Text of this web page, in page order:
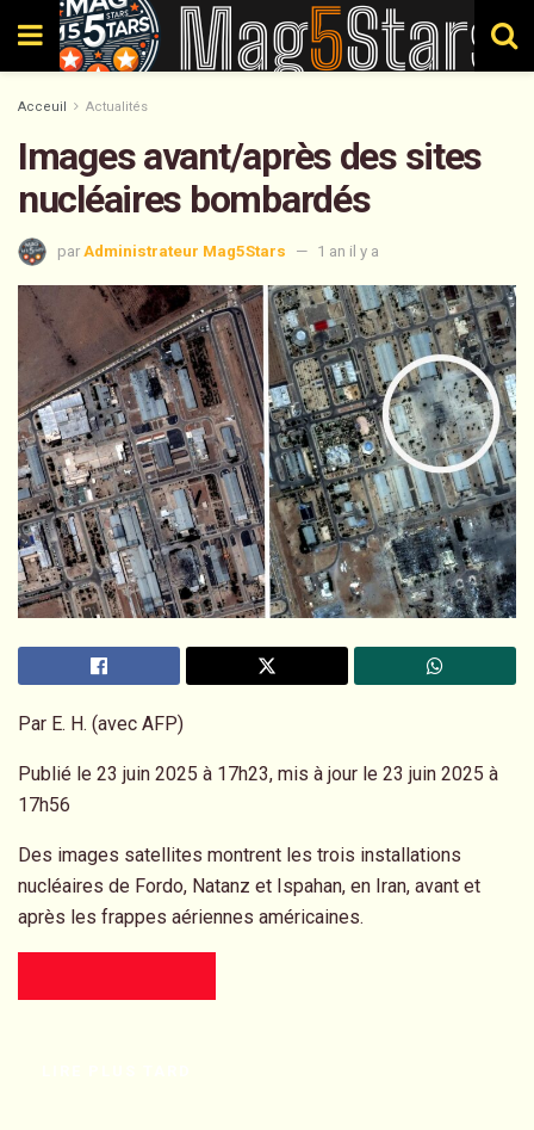
Acceuil Actualités
Images avant/après des sites
nucléaires bombardés
par Administrateur Mag5Stars 1 an il y a
Par E. H. (avec AFP)
Publié le 23 juin 2025 à 17h23, mis à jour le 23 juin 2025 à
17h56
Des images satellites montrent les trois installations
nucléaires de Fordo, Natanz et Ispahan, en Iran, avant et
après les frappes aériennes américaines.